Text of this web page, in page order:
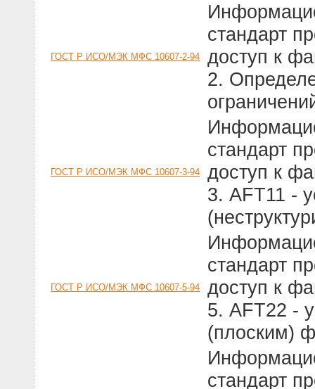
ГОСТ Р ИСО/МЭК МФС 10607-2-94
стандарт
доступ к
2.
ГОСТ Р ИСО/МЭК МФС 10607-3-94
стандарт
доступ к
3. АFТ11 -
ГОСТ Р ИСО/МЭК МФС 10607-5-94
стандарт
доступ к
5. АFТ22 -
(плоским)
стандарт